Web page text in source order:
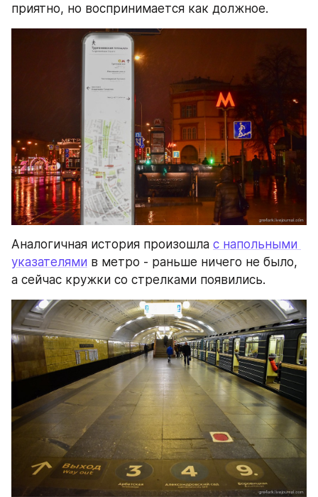
приятно, но воспринимается как должное.
Аналогичная история произошла с напольными
указателями в метро - раньше ничего не было,
а сейчас кружки со стрелками появились.